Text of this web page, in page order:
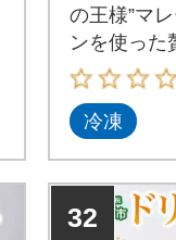
の王様”マ
ンを使った
ームの2種
冷凍
32